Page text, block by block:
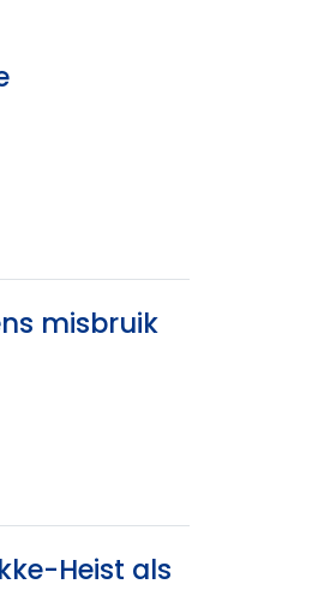
misbruik
Heist als